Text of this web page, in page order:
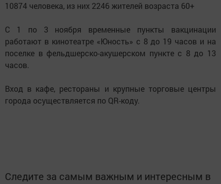
10874 человека, из них 2246 жителей возраста 60+
С 1 по 3 ноября временные пункты вакцинации
работают в кинотеатре «Юность» с 8 до 19 часов и на
поселке в фельдшерско-акушерском пункте с 8 до 13
часов.
Вход в кафе, рестораны и крупные торговые центры
города осуществляется по QR-коду.
Следите за самым важным и интересным в